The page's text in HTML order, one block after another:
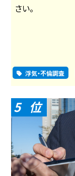
さい。
浮気・不倫調査
5